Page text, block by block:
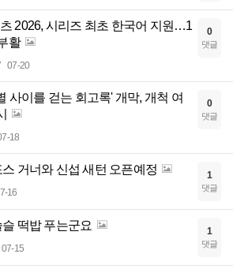
2026, 시리즈 최초 한국어 지원…1
활
07-20
0
댓글
사이를 걷는 회고록' 개막, 개척 여
18
0
댓글
거너와 신섭 새턴 오픈예정
16
1
댓글
떡밥 푸는군요
07-15
1
댓글